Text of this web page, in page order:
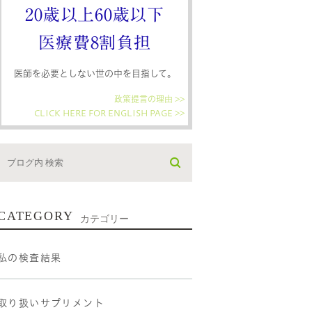
20歳以上60歳以下
医療費8割負担
医師を必要としない世の中を目指して。
政策提言の理由 >>
CLICK HERE FOR ENGLISH PAGE >>
カテゴリー
の検査結果
り扱いサプリメント